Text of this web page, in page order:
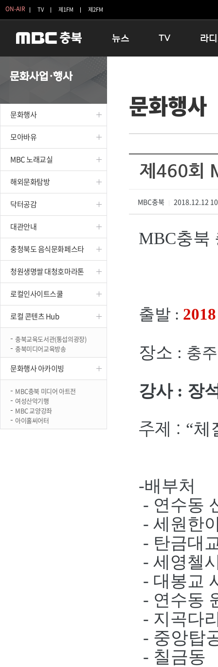
ON-AIR TV 제1FM 제2FM
뉴스
보은
옥천
TV
테마기행 길
전국시대
TV 속 정보
라
우리 고
라디오특
문화사업·행사
문화행사
모아바유
MBC 노래교실
해외문화탐방
닥터공감
대관안내
충청북도 음식문화페스타
청원생명쌀 대청호마라톤
로컬인사이트스쿨
로컬 콘텐츠 Hub
충북교육도서관(통섭의광장)
충북미디어교육방송
문화행사 아카이빙
MBC충북 미디어 아트전
여성산악기행
MBC 교양강좌
아이홀씨어터
문화행사
제460회
MBC충북 2018.12.12
MBC충북
출발 :
장소 : 충
강사 : 장
주제 : “체
-배부처
- 연수동
- 세원한
- 탄금대
- 세영첼
- 대봉교
- 연수동
- 지곡다
- 중앙탑
- 칠금동